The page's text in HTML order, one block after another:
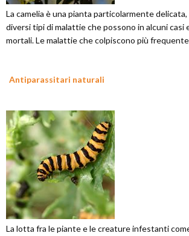
La camelia è una pianta particolarmente
diversi tipi di malattie che possono in alcuni casi
mortali. Le malattie che colpiscono più
Antiparassitari naturali
La lotta fra le piante e le creature infestanti